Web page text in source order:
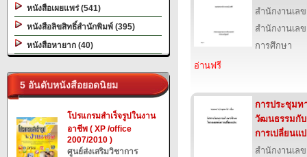
หนังสือเผยแพร่ (541)
หนังสือลิขสิทธิ์สำนักพิมพ์ (395)
หนังสือหายาก (40)
5 อันดับหนังสือยอดนิยม
โปรแกรมสำเร็จรูปในงาน
อาชีพ ( XP /office
2007/2010 )
ศูนย์ส่งเสริมวิชาการ
สำนักงานเล
สำนักงานเล
การศึกษา
อ่านฟรี
การประชุมท
วัฒนธรรมกับ
การเปลี่ยนแ
สำนักงานเล